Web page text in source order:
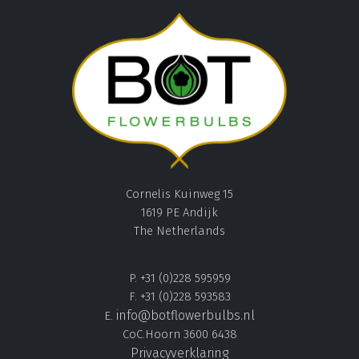
Cornelis Kuinweg 15
1619 PE Andijk
The Netherlands
P. +31 (0)228 595959
F. +31 (0)228 593583
E. info@botflowerbulbs.nl
CoC.Hoorn 3600 6438
Privacyverklaring